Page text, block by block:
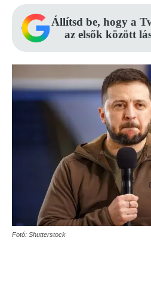
Állítsd be, hogy a
az elsők között
Fotó: Shutterstock